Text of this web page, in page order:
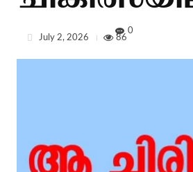
July 2, 2026 86
0